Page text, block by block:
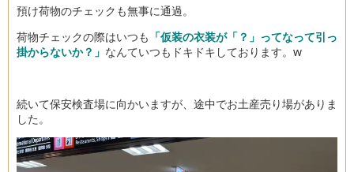
預け荷物のチェックも無事に通過。
荷物チェックの際はいつも 「仮装の衣装が「？」ってなって引っ
掛からないか？」 なんていつもドキドキしております。w
続いて保安検査場に向かいますが、途中でお土産売り場がありま
した。